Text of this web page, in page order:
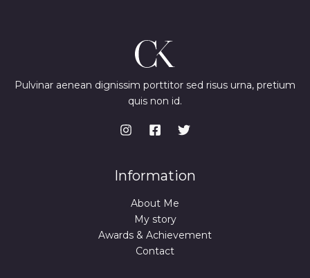
Pulvinar aenean dignissim porttitor sed risus urna, pretium
quis non id.
Information
About Me
My story
Awards & Achievement
Contact